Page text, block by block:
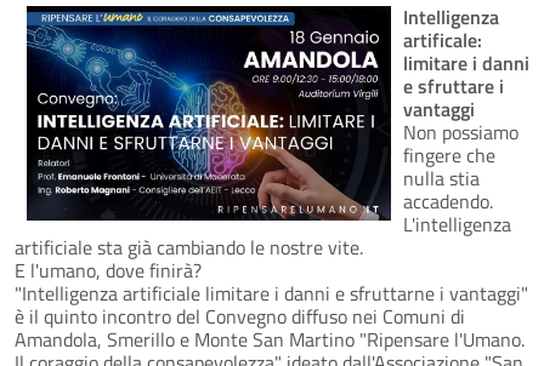
Intelligenza
artificale:
limitare i danni
e sfruttare i
vantaggi
Non possiamo
fingere che
nulla stia
accadendo.
L'intelligenza
artificiale sta già cambiando le nostre vite.
E l'umano, dove finirà?
"Intelligenza artificiale limitare i danni e sfruttarne i vantaggi"
è il quinto incontro del Convegno diffuso nei Comuni di
Amandola, Smerillo e Monte San Martino "Ripensare l'Umano.